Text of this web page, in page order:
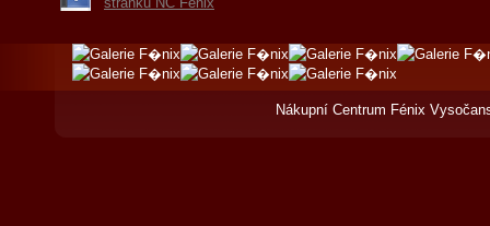
Nákupní Centrum Fénix